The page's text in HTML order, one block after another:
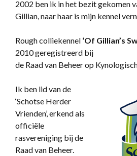
2002 ben ik in het bezit gekomen
Gillian, naar haar is mijn kennel
Rough colliekennel ‘Of Gillian’s
2010 geregistreerd bij
de Raad van Beheer op
Ik ben lid van de
‘Schotse Herder
Vrienden’, erkend als
officiële
rasvereniging bij de
Raad van Beheer.